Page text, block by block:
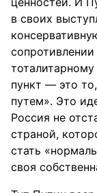
в своих
пункт — это
путем». Это
Россия не
страной,
стать
своя